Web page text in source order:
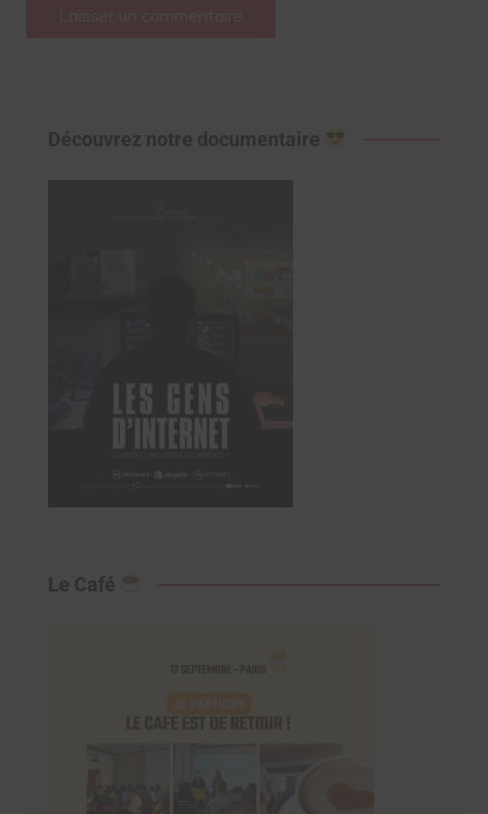
Découvrez notre documentaire
Le Café